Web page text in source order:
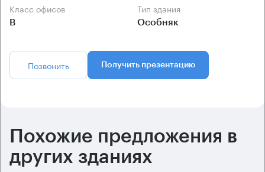
Класс офисов
B
Тип здания
Особняк
Позвонить Получить презентацию
Похожие предложения в
других зданиях